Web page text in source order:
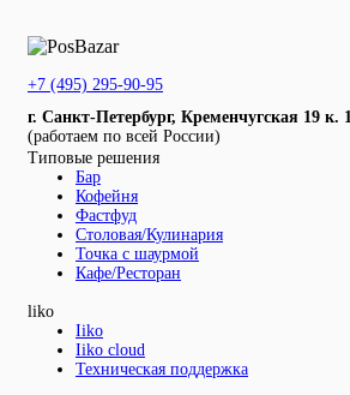
+7 (495) 295-90-95
г. Санкт-Петербург, Кременчугская 19 к. 1
(работаем по всей России)
Типовые решения
Бар
Кофейня
Фастфуд
Столовая/Кулинария
Точка с шаурмой
Кафе/Ресторан
liko
Iiko
Iiko cloud
Техническая поддержка